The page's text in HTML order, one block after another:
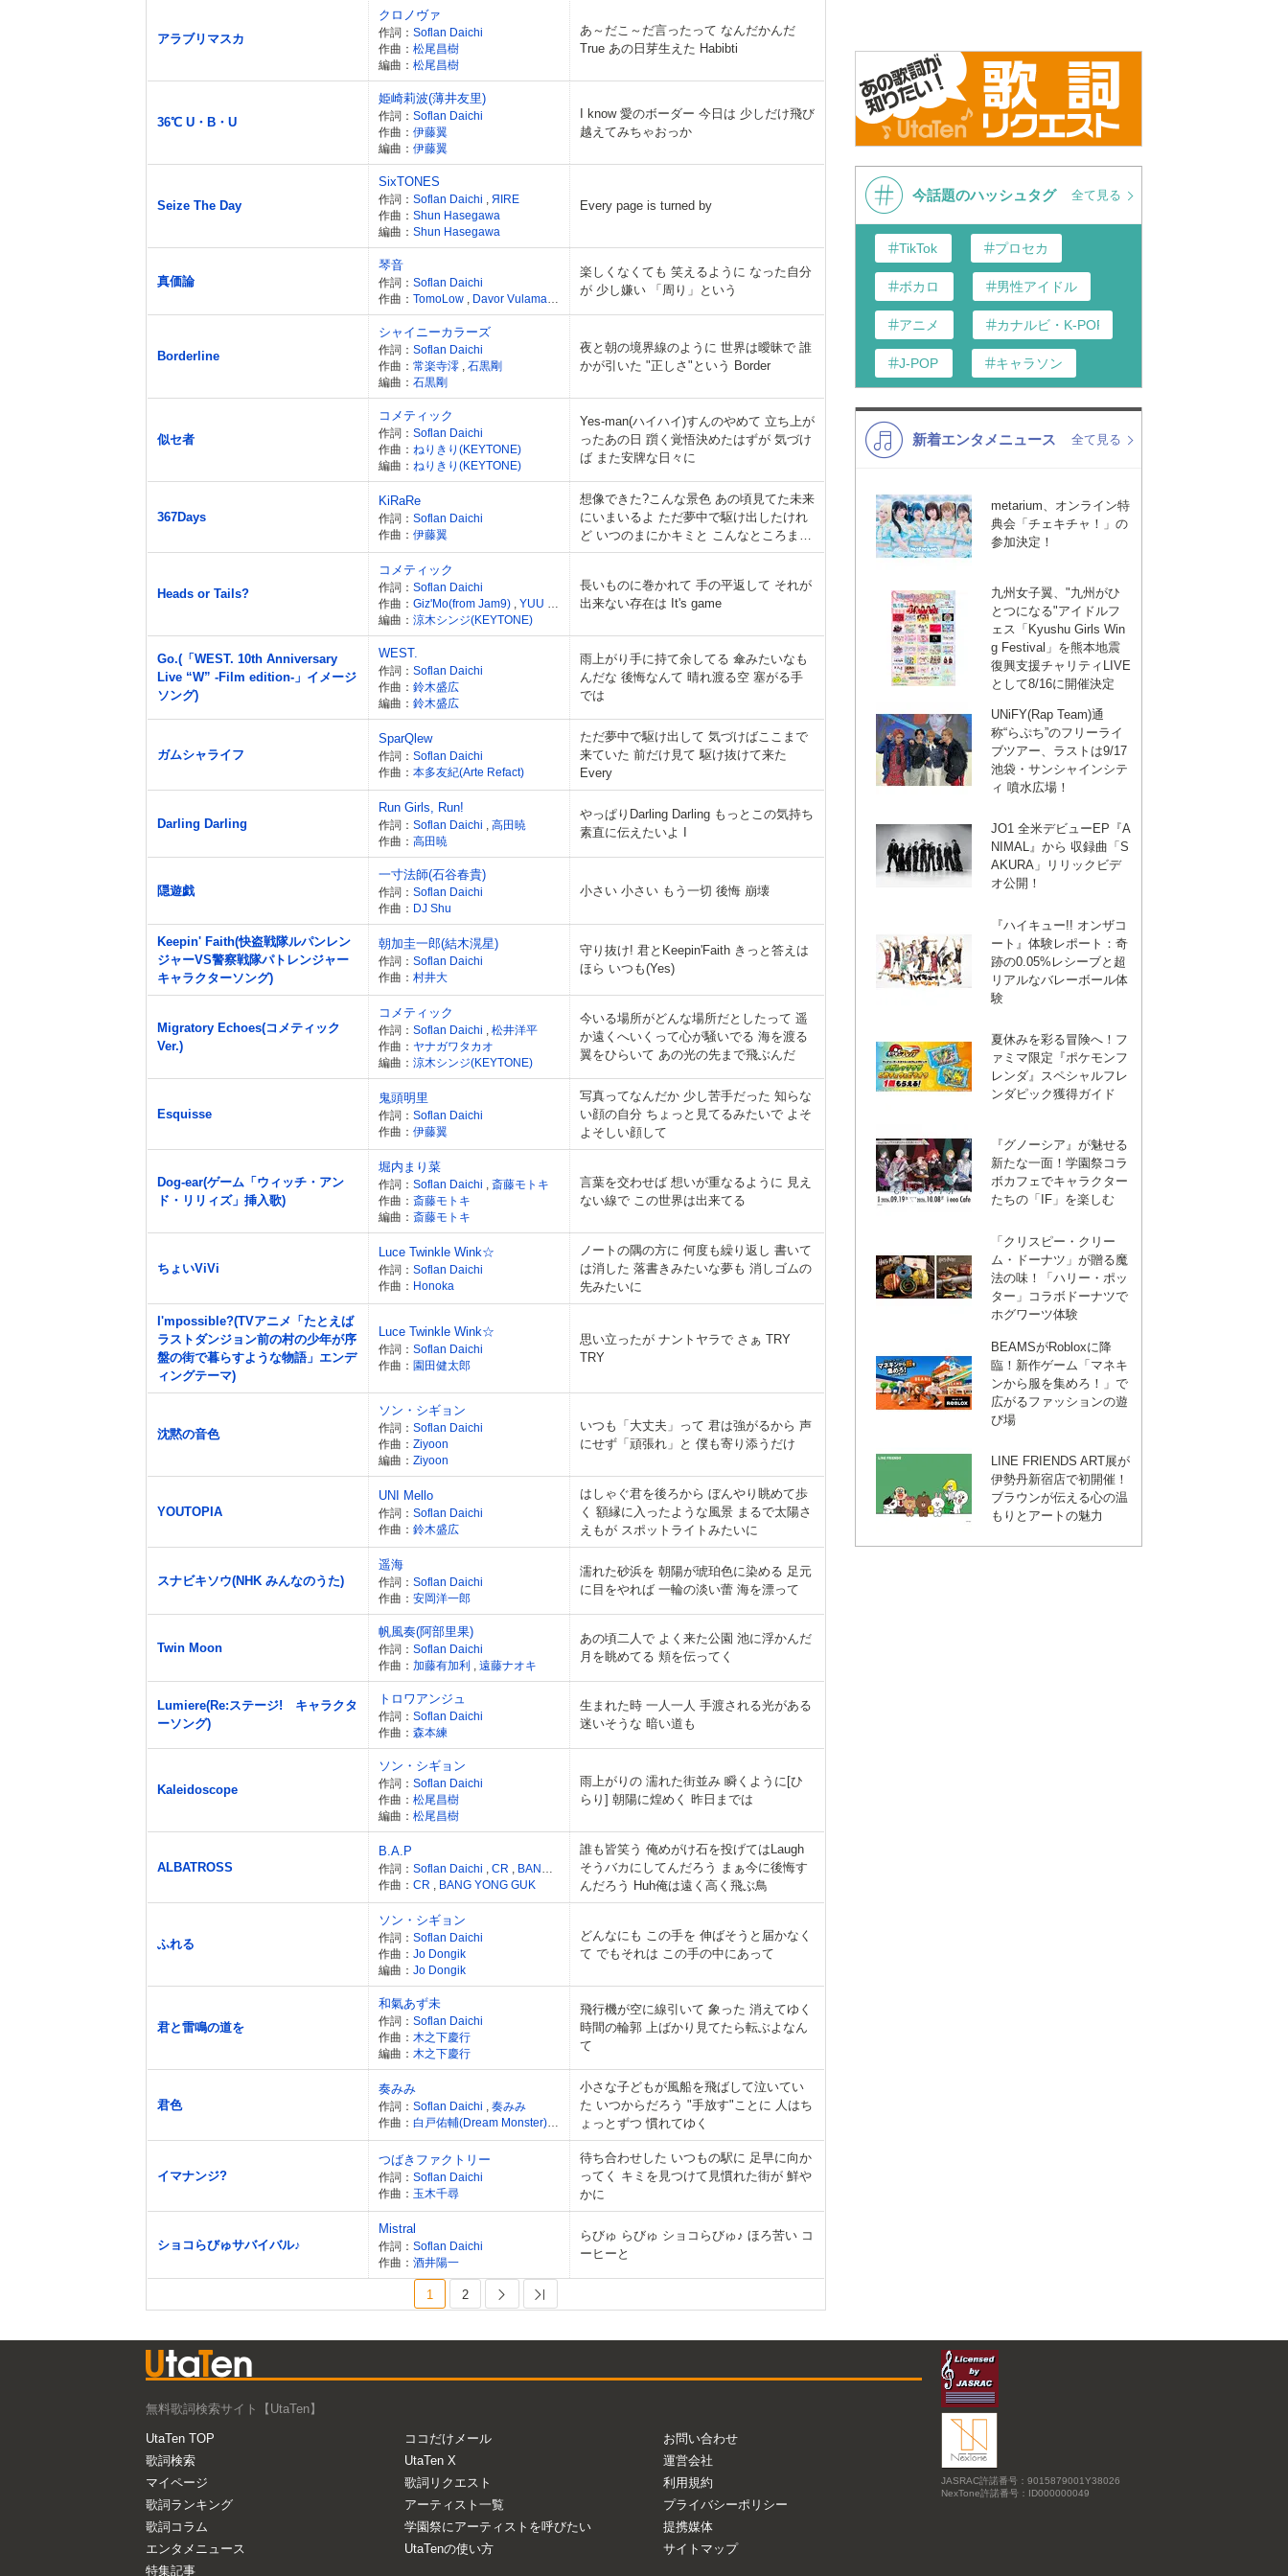
アラブリマスカ
クロノヴァ
作詞： Soflan Daichi
作曲： 松尾昌樹
編曲： 松尾昌樹
あ～だこ～だ言ったって なんだかんだ
True あの日芽生えた Habibti
36℃ U・B・U
姫崎莉波(薄井友里)
作詞： Soflan Daichi
作曲： 伊藤翼
編曲： 伊藤翼
I know 愛のボーダー 今日は 少しだけ飛び
越えてみちゃおっか
Seize The Day
SixTONES
作詞： Soflan Daichi
ЯIRE
作曲： Shun Hasegawa
編曲： Shun Hasegawa
Every page is turned by
真価論
琴音
作詞： Soflan Daichi
作曲： TomoLow Davor Vulama Alisha Pillay
楽しくなくても 笑えるように なった自分
が 少し嫌い 「周り」という
Borderline
シャイニーカラーズ
作詞： Soflan Daichi
作曲： 常楽寺澪
石黒剛
編曲： 石黒剛
夜と朝の境界線のように 世界は曖昧で 誰
かが引いた "正しさ"という Border
似セ者
コメティック
作詞： Soflan Daichi
作曲： ねりきり(KEYTONE)
編曲： ねりきり(KEYTONE)
Yes-man(ハイハイ)すんのやめて 立ち上が
ったあの日 躓く覚悟決めたはずが 気づけ
ば また安牌な日々に
367Days
KiRaRe
作詞： Soflan Daichi
作曲： 伊藤翼
想像できた?こんな景色 あの頃見てた未来
にいまいるよ ただ夢中で駆け出したけれ
ど いつのまにかキミと こんなところまで
来てたね
Heads or Tails?
コメティック
作詞： Soflan Daichi
作曲： Giz'Mo(from Jam9)
YUU for YOU
編曲： 涼木シンジ(KEYTONE)
長いものに巻かれて 手の平返して それが
出来ない存在は It's game
Go.(「WEST. 10th Anniversary
Live “W” -Film edition-」イメージ
ソング)
WEST.
作詞： Soflan Daichi
作曲： 鈴木盛広
編曲： 鈴木盛広
雨上がり手に持て余してる 傘みたいなも
んだな 後悔なんて 晴れ渡る空 塞がる手
では
ガムシャライフ
SparQlew
作詞： Soflan Daichi
作曲： 本多友紀(Arte Refact)
ただ夢中で駆け出して 気づけばここまで
来ていた 前だけ見て 駆け抜けて来た
Every
Darling Darling
Run Girls, Run!
作詞： Soflan Daichi
高田暁
作曲： 高田暁
やっぱりDarling Darling もっとこの気持ち
素直に伝えたいよ I
隠遊戯
一寸法師(石谷春貴)
作詞： Soflan Daichi
作曲： DJ Shu
小さい 小さい もう一切 後悔 崩壊
Keepin' Faith(快盗戦隊ルパンレン
ジャーVS警察戦隊パトレンジャー
キャラクターソング)
朝加圭一郎(結木滉星)
作詞： Soflan Daichi
作曲： 村井大
守り抜け! 君とKeepin'Faith きっと答えは
ほら いつも(Yes)
Migratory Echoes(コメティック
Ver.)
コメティック
作詞： Soflan Daichi
松井洋平
作曲： ヤナガワタカオ
編曲： 涼木シンジ(KEYTONE)
今いる場所がどんな場所だとしたって 遥
か遠くへいくって心が騒いでる 海を渡る
翼をひらいて あの光の先まで飛ぶんだ
Esquisse
鬼頭明里
作詞： Soflan Daichi
作曲： 伊藤翼
写真ってなんだか 少し苦手だった 知らな
い顔の自分 ちょっと見てるみたいで よそ
よそしい顔して
Dog-ear(ゲーム「ウィッチ・アン
ド・リリィズ」挿入歌)
堀内まり菜
作詞： Soflan Daichi
斎藤モトキ
作曲： 斎藤モトキ
編曲： 斎藤モトキ
言葉を交わせば 想いが重なるように 見え
ない線で この世界は出来てる
ちょいViVi
Luce Twinkle Wink☆
作詞： Soflan Daichi
作曲： Honoka
ノートの隅の方に 何度も繰り返し 書いて
は消した 落書きみたいな夢も 消しゴムの
先みたいに
I'mpossible?(TVアニメ「たとえば
ラストダンジョン前の村の少年が序
盤の街で暮らすような物語」エンデ
ィングテーマ)
Luce Twinkle Wink☆
作詞： Soflan Daichi
作曲： 園田健太郎
思い立ったが ナントヤラで さぁ TRY
TRY
沈黙の音色
ソン・シギョン
作詞： Soflan Daichi
作曲： Ziyoon
編曲： Ziyoon
いつも「大丈夫」って 君は強がるから 声
にせず「頑張れ」と 僕も寄り添うだけ
YOUTOPIA
UNI Mello
作詞： Soflan Daichi
作曲： 鈴木盛広
はしゃぐ君を後ろから ぼんやり眺めて歩
く 額縁に入ったような風景 まるで太陽さ
えもが スポットライトみたいに
スナビキソウ(NHK みんなのうた)
遥海
作詞： Soflan Daichi
作曲： 安岡洋一郎
濡れた砂浜を 朝陽が琥珀色に染める 足元
に目をやれば 一輪の淡い蕾 海を漂って
Twin Moon
帆風奏(阿部里果)
作詞： Soflan Daichi
作曲： 加藤有加利 遠藤ナオキ
あの頃二人で よく来た公園 池に浮かんだ
月を眺めてる 頬を伝ってく
Lumiere(Re:ステージ! キャラクタ
ーソング)
トロワアンジュ
作詞： Soflan Daichi
作曲： 森本練
生まれた時 一人一人 手渡される光がある
迷いそうな 暗い道も
Kaleidoscope
ソン・シギョン
作詞： Soflan Daichi
作曲： 松尾昌樹
編曲： 松尾昌樹
雨上がりの 濡れた街並み 瞬くように[ひ
らり] 朝陽に煌めく 昨日までは
ALBATROSS
B.A.P
作詞： Soflan Daichi CR BANG YONG GUK ,Zelo
作曲： CR BANG YONG GUK
誰も皆笑う 俺めがけ石を投げてはLaugh
そうバカにしてんだろう まぁ今に後悔す
んだろう Huh俺は遠く高く飛ぶ鳥
ふれる
ソン・シギョン
作詞： Soflan Daichi
作曲： Jo Dongik
編曲： Jo Dongik
どんなにも この手を 伸ばそうと届かなく
て でもそれは この手の中にあって
君と雷鳴の道を
和氣あず未
作詞： Soflan Daichi
作曲： 木之下慶行
編曲： 木之下慶行
飛行機が空に線引いて 象った 消えてゆく
時間の輪郭 上ばかり見てたら転ぶよなん
て
君色
奏みみ
作詞： Soflan Daichi
奏みみ
作曲：
奏みみ
小さな子どもが風船を飛ばして泣いてい
た いつからだろう "手放す"ことに 人はち
ょっとずつ 慣れてゆく
イマナンジ?
つばきファクトリー
作詞： Soflan Daichi
作曲： 玉木千尋
待ち合わせした いつもの駅に 足早に向か
ってく キミを見つけて見慣れた街が 鮮や
かに
ショコらびゅサバイバル♪
Mistral
作詞： Soflan Daichi
作曲： 酒井陽一
らびゅ らびゅ ショコらびゅ♪ ほろ苦い コ
ーヒーと
1 2 Next
今話題のハッシュタグ 全て見る
TikTok プロセカ
ボカロ 男性アイドル
アニメ カナルビ・K-POP和訳
J-POP キャラソン
K-POP 洋楽
VTuber ジャニーズ
新着エンタメニュース 全て見る
metarium、オンライン特
典会「チェキチャ！」の
参加決定！
九州女子翼、"九州がひ
とつになる"アイドルフ
ェス「Kyushu Girls Win
g Festival」を熊本地震
復興支援チャリティLIVE
として8/16に開催決定
UNiFY(Rap Team)通
称“らぷち”のフリーライ
ブツアー、ラストは9/17
池袋・サンシャインシテ
ィ 噴水広場！
JO1 全米デビューEP『A
NIMAL』から 収録曲「S
AKURA」リリックビデ
オ公開！
『ハイキュー!! オンザコ
ート』体験レポート：奇
跡の0.05%レシーブと超
リアルなバレーボール体
験
夏休みを彩る冒険へ！フ
ァミマ限定『ポケモンフ
レンダ』スペシャルフレ
ンダピック獲得ガイド
『グノーシア』が魅せる
新たな一面！学園祭コラ
ボカフェでキャラクター
たちの「IF」を楽しむ
「クリスピー・クリー
ム・ドーナツ」が贈る魔
法の味！「ハリー・ポッ
ター」コラボドーナツで
ホグワーツ体験
BEAMSがRobloxに降
臨！新作ゲーム「マネキ
ンから服を集めろ！」で
広がるファッションの遊
び場
LINE FRIENDS ART展が
伊勢丹新宿店で初開催！
ブラウンが伝える心の温
もりとアートの魅力
無料歌詞検索サイト【UtaTen】
UtaTen TOP
歌詞検索
マイページ
歌詞ランキング
歌詞コラム
エンタメニュース
特集記事
ココだけメール
UtaTen X
歌詞リクエスト
アーティスト一覧
学園祭にアーティストを呼びたい
UtaTenの使い方
お問い合わせ
運営会社
利用規約
プライバシーポリシー
提携媒体
サイトマップ
JASRAC許諾番号：9015879001Y38026
NexTone許諾番号：ID000000049